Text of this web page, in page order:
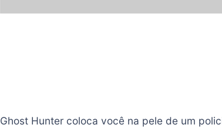
Ghost Hunter coloca você na pele de um